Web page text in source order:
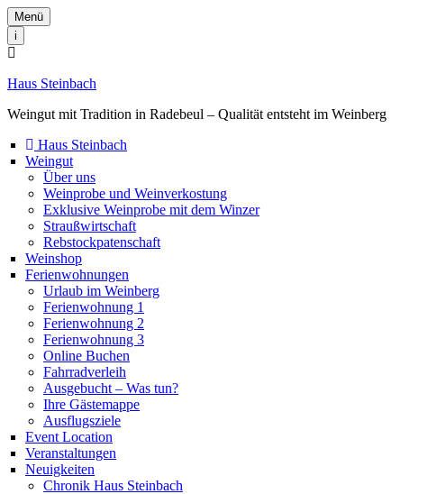
Menü
i
Haus Steinbach
Weingut mit Tradition in Radebeul – Qualität entsteht im Weinberg
Haus Steinbach
Weingut
Über uns
Weinprobe und Weinverkostung
Exklusive Weinprobe mit dem Winzer
Straußwirtschaft
Rebstockpatenschaft
Weinshop
Ferienwohnungen
Urlaub im Weinberg
Ferienwohnung 1
Ferienwohnung 2
Ferienwohnung 3
Online Buchen
Fahrradverleih
Ausgebucht – Was tun?
Ihre Gästemappe
Ausflugsziele
Event Location
Veranstaltungen
Neuigkeiten
Chronik Haus Steinbach